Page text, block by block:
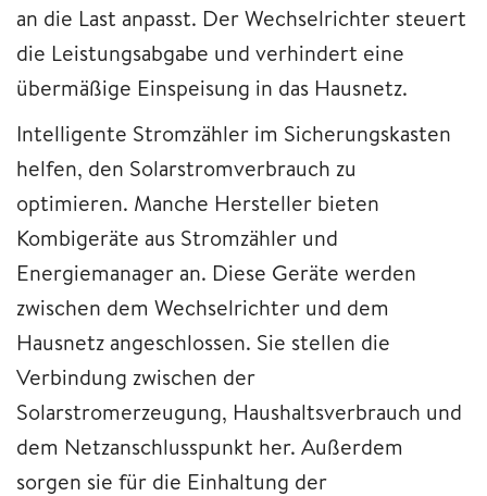
an die Last anpasst. Der Wechselrichter steuert
die Leistungsabgabe und verhindert eine
übermäßige Einspeisung in das Hausnetz.
Intelligente Stromzähler im Sicherungskasten
helfen, den Solarstromverbrauch zu
optimieren. Manche Hersteller bieten
Kombigeräte aus Stromzähler und
Energiemanager an. Diese Geräte werden
zwischen dem Wechselrichter und dem
Hausnetz angeschlossen. Sie stellen die
Verbindung zwischen der
Solarstromerzeugung, Haushaltsverbrauch und
dem Netzanschlusspunkt her. Außerdem
sorgen sie für die Einhaltung der